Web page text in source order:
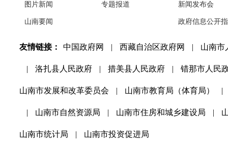
图片新闻
山南要闻
专题报道 新闻发布会
政府信息公开
友情链接： 中国政府网 | 西藏自治区政府网 | 山南市
| 洛扎县人民政府 | 措美县人民政府 | 错那市人民
山南市发展和改革委员会 | 山南市教育局（体育局） |
| 山南市自然资源局 | 山南市住房和城乡建设局 |
山南市统计局 | 山南市投资促进局